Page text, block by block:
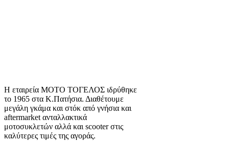
Η εταιρεία ΜΟΤΟ ΤΟΓΕΛΟΣ ιδρύθηκε
το 1965 στα Κ.Πατήσια. Διαθέτουμε
μεγάλη γκάμα και στόκ από γνήσια και
aftermarket ανταλλακτικά
μοτοσυκλετών αλλά και scooter στις
καλύτερες τιμές της αγοράς.